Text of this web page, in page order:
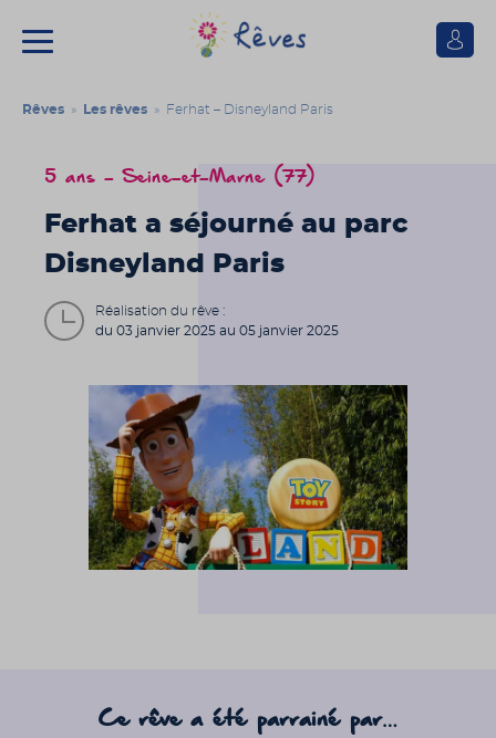
Se
Rêves » Les rêves » Ferhat – Disneyland Paris
5 ans - Seine-et-Marne (77)
Ferhat a séjourné au parc
Disneyland Paris
Réalisation du rêve :
du 03 janvier 2025 au 05 janvier 2025
Ce rêve a été parrainé par…